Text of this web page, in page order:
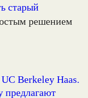
старый
предлагают